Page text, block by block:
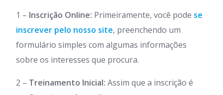
1 – Inscrição Online: Primeiramente, você pode se
inscrever pelo nosso site, preenchendo um
formulário simples com algumas informações
sobre os interesses que procura.
2 – Treinamento Inicial: Assim que a inscrição é